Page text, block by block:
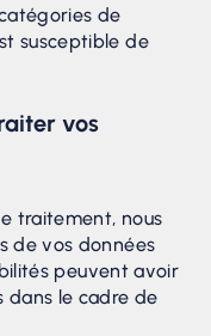
de
susceptible de
vos
traitement, nous
de vos données
peuvent avoir
dans le cadre de